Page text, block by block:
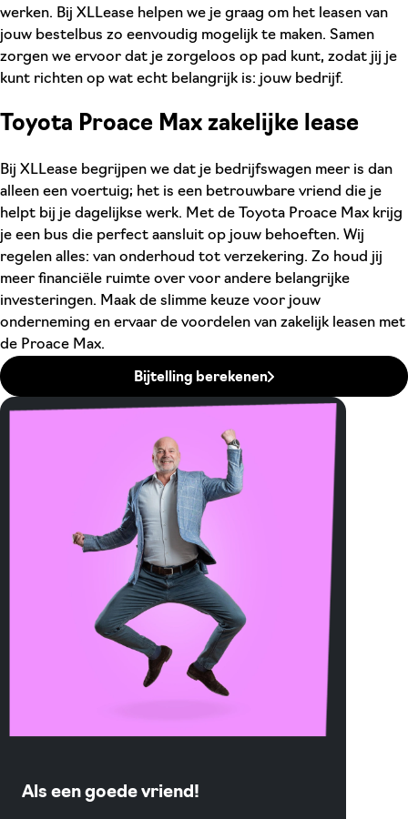
werken. Bij XLLease helpen we je graag om het leasen van
jouw bestelbus zo eenvoudig mogelijk te maken. Samen
zorgen we ervoor dat je zorgeloos op pad kunt, zodat jij je
kunt richten op wat echt belangrijk is: jouw bedrijf.
Toyota Proace Max zakelijke lease
Bij XLLease begrijpen we dat je bedrijfswagen meer is dan
alleen een voertuig; het is een betrouwbare vriend die je
helpt bij je dagelijkse werk. Met de Toyota Proace Max krijg
je een bus die perfect aansluit op jouw behoeften. Wij
regelen alles: van onderhoud tot verzekering. Zo houd jij
meer financiële ruimte over voor andere belangrijke
investeringen. Maak de slimme keuze voor jouw
onderneming en ervaar de voordelen van zakelijk leasen met
de Proace Max.
Bijtelling berekenen
Als een goede vriend!